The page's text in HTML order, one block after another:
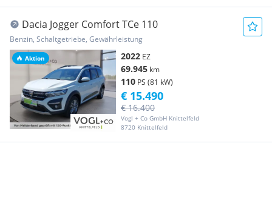
Aktion
Dacia Jogger Comfort TCe 110
Benzin, Schaltgetriebe, Gewährleistung
2022 EZ
69.945 km
110 PS (81 kW)
Vogl + Co GmbH Knittelfeld
8720 Knittelfeld
€ 16.400
€ 15.490